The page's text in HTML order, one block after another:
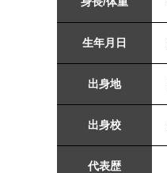
生年月日
出身地
出身校
代表歴